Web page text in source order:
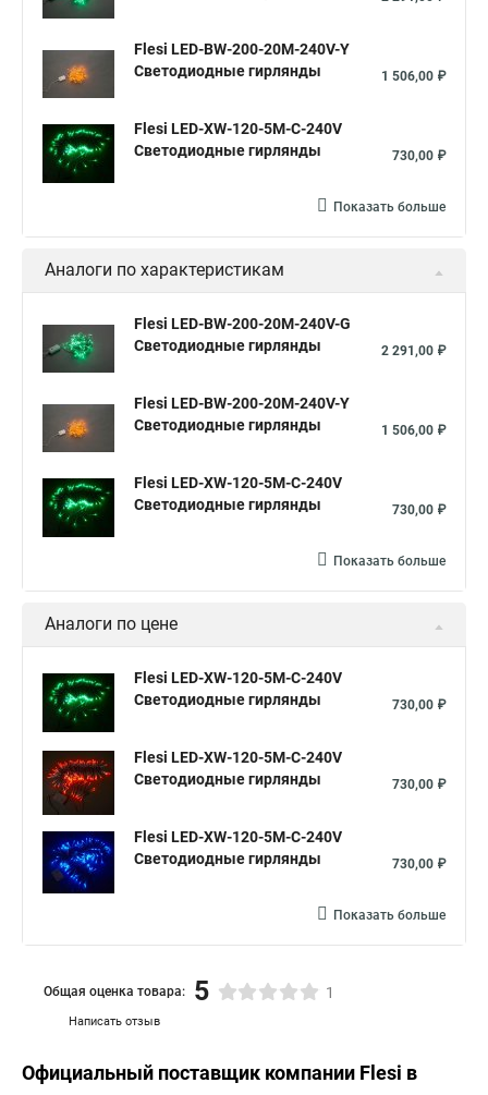
Flesi LED-BW-200-20M-240V-Y
Светодиодные гирлянды
1 506,00 ₽
Flesi LED-XW-120-5M-C-240V
Светодиодные гирлянды
730,00 ₽
Показать больше
Аналоги по характеристикам
Flesi LED-BW-200-20M-240V-G
Светодиодные гирлянды
2 291,00 ₽
Flesi LED-BW-200-20M-240V-Y
Светодиодные гирлянды
1 506,00 ₽
Flesi LED-XW-120-5M-C-240V
Светодиодные гирлянды
730,00 ₽
Показать больше
Аналоги по цене
Flesi LED-XW-120-5M-C-240V
Светодиодные гирлянды
730,00 ₽
Flesi LED-XW-120-5M-C-240V
Светодиодные гирлянды
730,00 ₽
Flesi LED-XW-120-5M-C-240V
Светодиодные гирлянды
730,00 ₽
Показать больше
Написать отзыв
Общая оценка товара: 5 1
Официальный поставщик компании Flesi в